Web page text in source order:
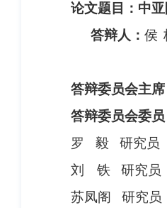
论文题目： 中
答辩人：侯
答辩委员会主席
答辩委员会委员
罗
毅 研究员
刘
铁 研究员
苏凤阁 研究员